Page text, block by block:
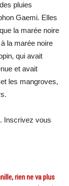
pluies
Gaemi. Elles
la marée noire
la marée noire
qui avait
et avait
les mangroves,
Inscrivez vous
rien ne va plus